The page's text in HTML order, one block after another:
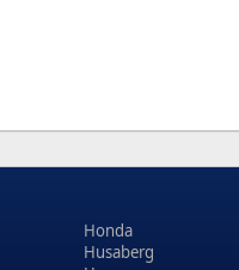
Honda
Husaberg